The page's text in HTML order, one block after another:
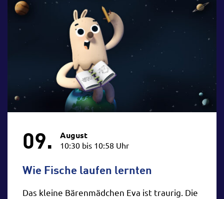
09. August
10:30 bis 10:58 Uhr
Wie Fische laufen lernten
Das kleine Bärenmädchen Eva ist traurig. Die